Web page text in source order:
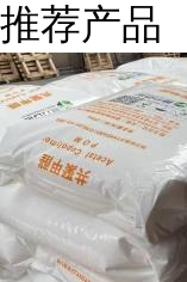
推荐产品